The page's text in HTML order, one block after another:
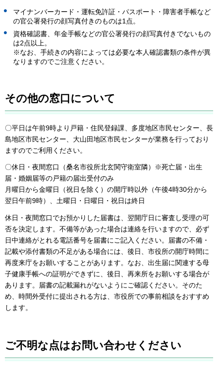
マイナンバーカード・運転免許証・パスポート・障害者手帳など
の官公署発行の顔写真付きのものは1点。
資格確認書、年金手帳などの官公署発行の顔写真付きでないもの
は2点以上。
※なお、手続きの内容によっては必要な本人確認書類の条件が異
なりますのでご注意ください。
その他の窓口について
〇平日は午前9時より戸籍・住民登録課、多度地区市民センター、長
島地区市民センター、大山田地区市民センターが業務を行っており
ますのでご利用ください。
〇休日・夜間窓口（桑名市役所北玄関守衛室隣）※死亡届・出生
届・婚姻届等の戸籍の届出受付のみ
月曜日から金曜日（祝日を除く）の開庁時以外（午後4時30分から
翌日午前9時）、土曜日・日曜日・祝日は終日
休日・夜間窓口でお預かりした届書は、翌開庁日に審査し受理の可
否を決定します。不備等があった場合は連絡を行いますので、必ず
日中連絡がとれる電話番号を届書にご記入ください。届書の不備・
記載や添付書類の不足がある場合には、後日、市役所の開庁時間に
再度来庁をお願いすることがあります。なお、出生届に関連する母
子健康手帳への証明ができずに、後日、再来所をお願いする場合が
あります。届書の記載漏れがないようにご確認ください。そのた
め、時間外受付に提出される方は、市役所での事前相談をおすすめ
します。
ご不明な点はお問い合わせください